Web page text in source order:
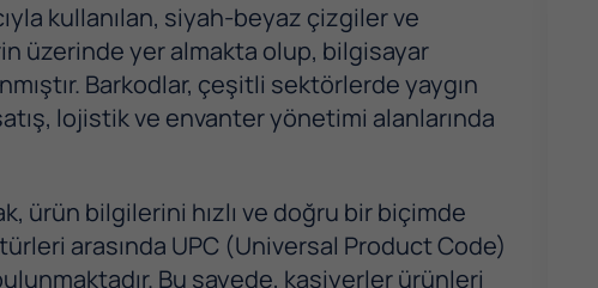
kullanılan, siyah-beyaz çizgiler ve
üzerinde yer almakta olup, bilgisayar
Barkodlar, çeşitli sektörlerde yaygın
lojistik ve envanter yönetimi alanlarında
ürün bilgilerini hızlı ve doğru bir biçimde
arasında UPC (Universal Product Code)
Bu sayede, kasiyerler ürünleri